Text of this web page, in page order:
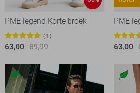
PME legend Korte broek
1
63,00 89,99
PME
63,00